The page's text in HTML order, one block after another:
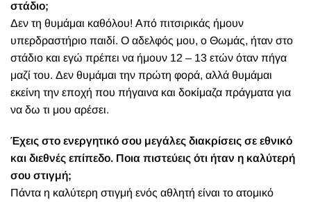
στάδιο;
Δεν τη θυμάμαι καθόλου! Από πιτσιρικάς ήμουν
υπερδραστήριο παιδί. Ο αδελφός μου, ο Θωμάς, ήταν στο
στάδιο και εγώ πρέπει να ήμουν 12 – 13 ετών όταν πήγα
μαζί του. Δεν θυμάμαι την πρώτη φορά, αλλά θυμάμαι
εκείνη την εποχή που πήγαινα και δοκίμαζα πράγματα για
να δω τι μου αρέσει.
Έχεις στο ενεργητικό σου μεγάλες διακρίσεις σε εθνικό
και διεθνές επίπεδο. Ποια πιστεύεις ότι ήταν η καλύτερή
σου στιγμή;
Πάντα η καλύτερη στιγμή ενός αθλητή είναι το ατομικό